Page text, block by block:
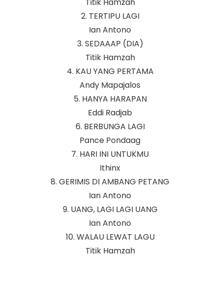
2. TERTIPU LAGI
Ian Antono
3. SEDAAAP (DIA)
Titik Hamzah
4. KAU YANG PERTAMA
Andy Mapajalos
5. HANYA HARAPAN
Eddi Radjab
6. BERBUNGA LAGI
Pance Pondaag
7. HARI INI UNTUKMU
Ithinx
8. GERIMIS DI AMBANG PETANG
Ian Antono
9. UANG, LAGI LAGI UANG
Ian Antono
10. WALAU LEWAT LAGU
Titik Hamzah